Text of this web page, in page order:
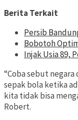
Berita Terkait
Persib
Bobotoh
Injak Usia 89,
“Coba sebut
sepak bola ketika
kita tidak bisa
Robert.